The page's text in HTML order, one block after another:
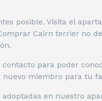
posible. Visita el
Cairn terrier no
para poder
miembro para tu
en nuestro